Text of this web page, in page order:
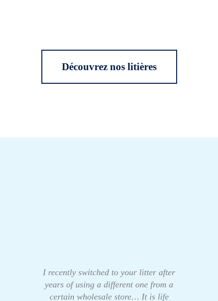
Découvrez nos litières
I recently switched to your litter after
years of using a different one from a
certain wholesale store… It is life